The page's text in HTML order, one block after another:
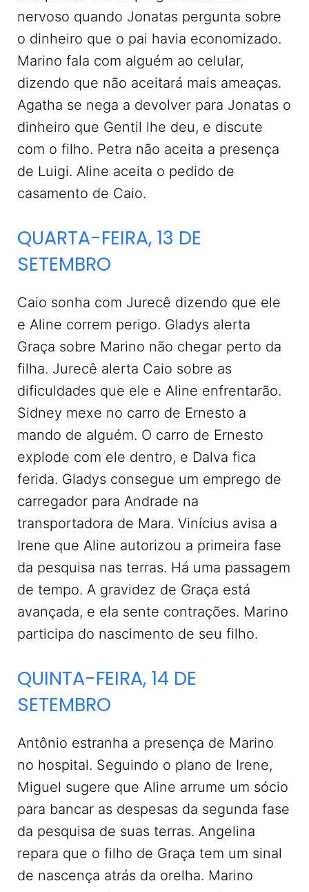
nervoso quando Jonatas pergunta sobre
o dinheiro que o pai havia economizado.
Marino fala com alguém ao celular,
dizendo que não aceitará mais ameaças.
Agatha se nega a devolver para Jonatas o
dinheiro que Gentil lhe deu, e discute
com o filho. Petra não aceita a presença
de Luigi. Aline aceita o pedido de
casamento de Caio.
QUARTA-FEIRA, 13 DE
SETEMBRO
Caio sonha com Jurecê dizendo que ele
e Aline correm perigo. Gladys alerta
Graça sobre Marino não chegar perto da
filha. Jurecê alerta Caio sobre as
dificuldades que ele e Aline enfrentarão.
Sidney mexe no carro de Ernesto a
mando de alguém. O carro de Ernesto
explode com ele dentro, e Dalva fica
ferida. Gladys consegue um emprego de
carregador para Andrade na
transportadora de Mara. Vinícius avisa a
Irene que Aline autorizou a primeira fase
da pesquisa nas terras. Há uma passagem
de tempo. A gravidez de Graça está
avançada, e ela sente contrações. Marino
participa do nascimento de seu filho.
QUINTA-FEIRA, 14 DE
SETEMBRO
Antônio estranha a presença de Marino
no hospital. Seguindo o plano de Irene,
Miguel sugere que Aline arrume um sócio
para bancar as despesas da segunda fase
da pesquisa de suas terras. Angelina
repara que o filho de Graça tem um sinal
de nascença atrás da orelha. Marino